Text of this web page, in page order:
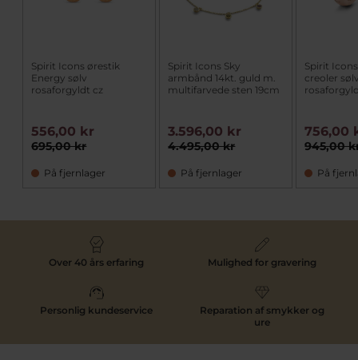
Spirit Icons ørestik
Energy sølv
rosaforgyldt cz
695,00 kr
556,00 kr
På fjernlager
Spirit Icons Sky
armbånd 14kt. guld m.
multifarvede sten 19cm
4.495,00 kr
3.596,00 kr
På fjernlager
Spirit
creoler
945,00
756,00
På
Over 40 års erfaring Mulighed for gravering
Personlig kundeservice
Reparation af smykker og
ure